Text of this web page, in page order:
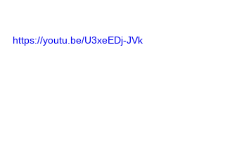
https://youtu.be/U3xeEDj-JVk